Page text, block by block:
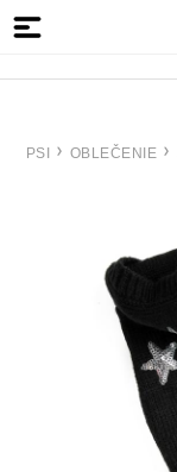
PSI OBLEČENIE